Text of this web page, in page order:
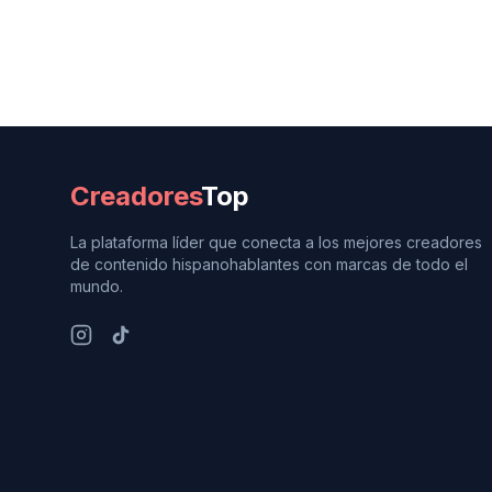
CreadoresTop
La plataforma líder que conecta a los mejores creadores
de contenido hispanohablantes con marcas de todo el
mundo.